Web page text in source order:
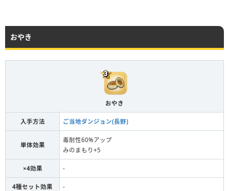
おやき
おやき
入手方法 ご当地ダンジョン(長野)
単体効果
毒耐性60%アップ
みのまもり+5
×4効果 -
4種セット効果 -